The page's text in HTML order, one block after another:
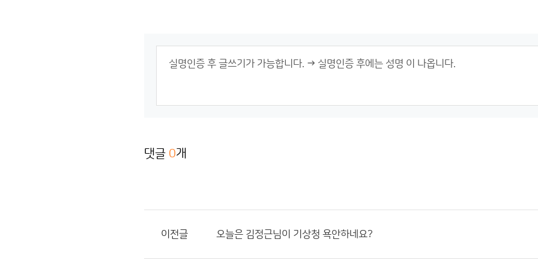
댓글 0개
이전글 오늘은 김정근님이 기상청 욕안하네요?